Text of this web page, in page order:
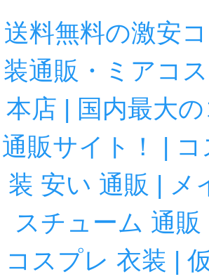
送料無料の激安
装通販・ミアコ
本店 | 国内最大
通販サイト！ |
装 安い 通販 | メ
スチューム 通販
コスプレ 衣装 |